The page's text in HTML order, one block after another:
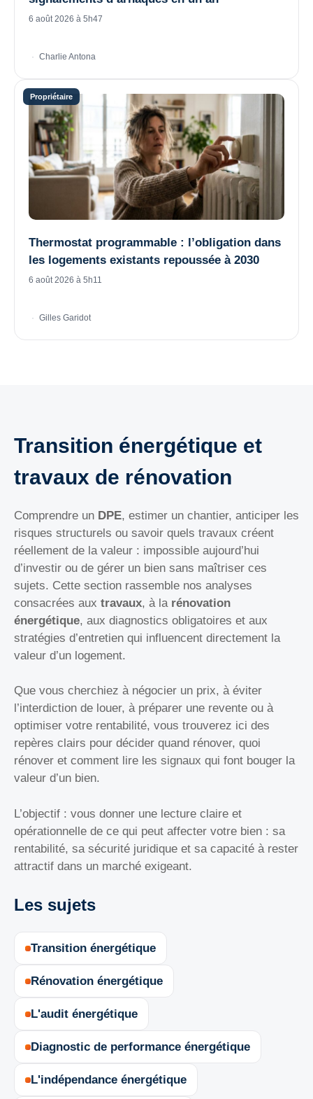
6 août 2026 à 5h47
Charlie Antona
Thermostat programmable : l’obligation dans
les logements existants repoussée à 2030
6 août 2026 à 5h11
Gilles Garidot
Transition énergétique et
travaux de rénovation
Comprendre un DPE, estimer un chantier, anticiper les
risques structurels ou savoir quels travaux créent
réellement de la valeur : impossible aujourd’hui
d’investir ou de gérer un bien sans maîtriser ces
sujets. Cette section rassemble nos analyses
consacrées aux travaux, à la rénovation
énergétique, aux diagnostics obligatoires et aux
stratégies d’entretien qui influencent directement la
valeur d’un logement.
Que vous cherchiez à négocier un prix, à éviter
l’interdiction de louer, à préparer une revente ou à
optimiser votre rentabilité, vous trouverez ici des
repères clairs pour décider quand rénover, quoi
rénover et comment lire les signaux qui font bouger la
valeur d’un bien.
L’objectif : vous donner une lecture claire et
opérationnelle de ce qui peut affecter votre bien : sa
rentabilité, sa sécurité juridique et sa capacité à rester
attractif dans un marché exigeant.
Les sujets
Transition énergétique
Rénovation énergétique
L'audit énergétique
Diagnostic de performance énergétique
L'indépendance énergétique